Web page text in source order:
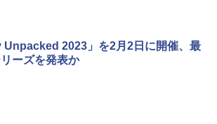
Unpacked 2023」を2月2日に開催、最
ーズを発表か